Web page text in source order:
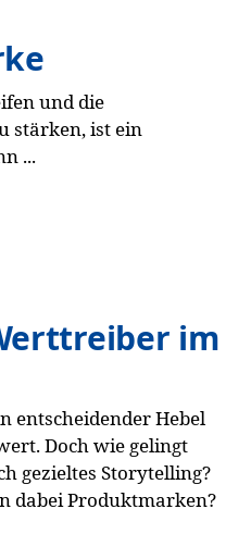
und die
stärken, ist ein
...
im
entscheidender Hebel
Doch wie gelingt
gezieltes Storytelling?
dabei Produktmarken?